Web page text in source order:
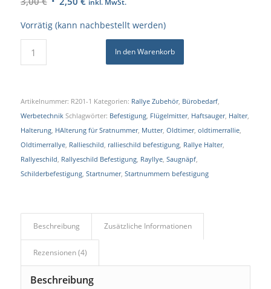
basierend
Kundenbewertungen
war:
ist:
2,50 €.
inkl. MwSt.
Vorrätig (kann nachbestellt werden)
In den Warenkorb
Artikelnummer: R201-1 Kategorien: Rallye Zubehör, Bürobedarf,
Werbetechnik Schlagwörter: Befestigung, Flügelmitter, Haftsauger, Halter,
Halterung, HAlterung für Sratnummer, Mutter, Oldtimer, oldtimerrallie,
Oldtimerrallye, Rallieschild, rallieschild befestigung, Rallye Halter,
Rallyeschild, Rallyeschild Befestigung, Rayllye, Saugnäpf,
Schilderbefestigung, Startnumer, Startnummern befestigung
Beschreibung Zusätzliche Informationen
Rezensionen (4)
Beschreibung